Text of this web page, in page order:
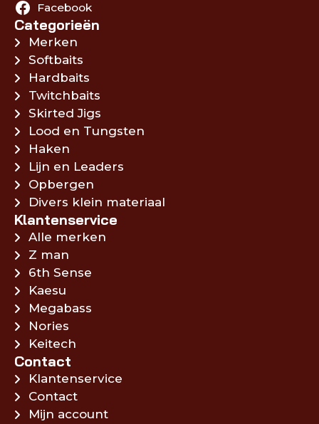
Facebook
Categorieën
Merken
Softbaits
Hardbaits
Twitchbaits
Skirted Jigs
Lood en Tungsten
Haken
Lijn en Leaders
Opbergen
Divers klein materiaal
Klantenservice
Alle merken
Z man
6th Sense
Kaesu
Megabass
Nories
Keitech
Contact
Klantenservice
Contact
Mijn account